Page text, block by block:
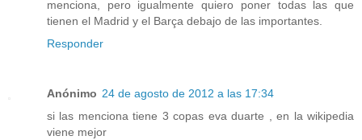
menciona, pero igualmente quiero poner todas las que
tienen el Madrid y el Barça debajo de las importantes.
Responder
Anónimo 24 de agosto de 2012 a las 17:34
si las menciona tiene 3 copas eva duarte , en la wikipedia
viene mejor